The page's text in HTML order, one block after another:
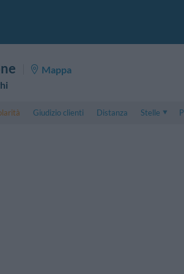
Mappa
Giudizio clienti Distanza
Stelle